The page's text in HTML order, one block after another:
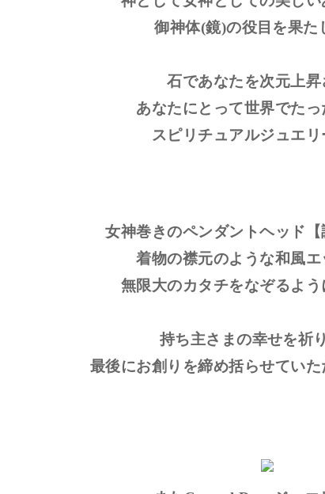
御神体(鏡)の役目を果た
石であなたを次元上昇
あなたにとって世界でた
スピリチュアルジュエ
女神巻きのペンダントヘッド【
着物の襟元のような和風
無限大のカタチをなぞるよう
持ち主さまの幸せを祈
最後にお創りを締め括らせてい